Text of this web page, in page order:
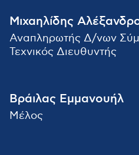
Μιχαηλίδης
Αναπληρωτής Δ/νων
Τεχνικός Διευθυντής
Βράιλας Εμμανουήλ
Μέλος